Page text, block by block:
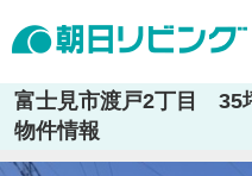
富士見市渡戸2丁目 35
物件情報